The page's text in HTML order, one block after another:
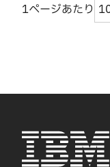
1ページあたり